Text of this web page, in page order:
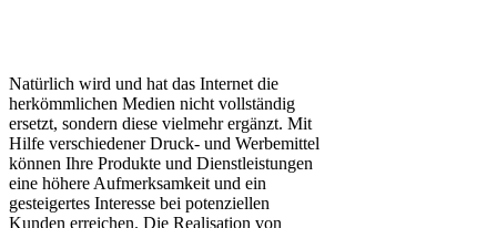
Natürlich wird und hat das Internet die
herkömmlichen Medien nicht vollständig
ersetzt, sondern diese vielmehr ergänzt. Mit
Hilfe verschiedener Druck- und Werbemittel
können Ihre Produkte und Dienstleistungen
eine höhere Aufmerksamkeit und ein
gesteigertes Interesse bei potenziellen
Kunden erreichen. Die Realisation von